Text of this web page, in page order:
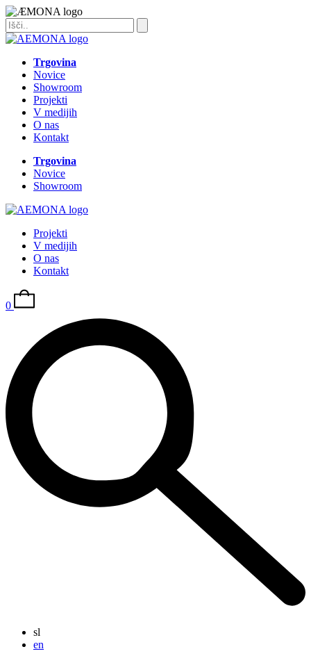
Trgovina
Novice
Showroom
Projekti
V medijih
O nas
Kontakt
Trgovina
Novice
Showroom
Projekti
V medijih
O nas
Kontakt
0
sl
en